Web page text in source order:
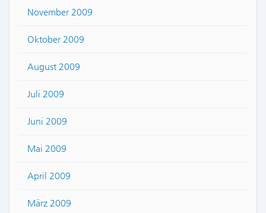
November 2009
Oktober 2009
August 2009
Juli 2009
Juni 2009
Mai 2009
April 2009
März 2009